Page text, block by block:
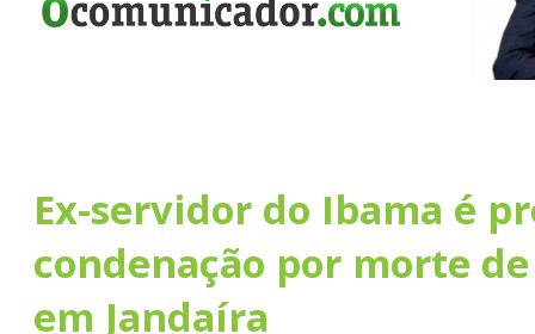
Ex-servidor do Ibama é
condenação por morte
em Jandaíra